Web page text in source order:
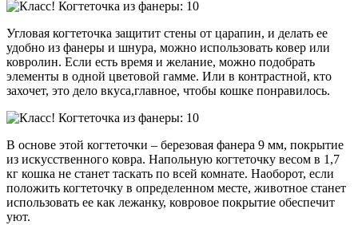
Угловая когтеточка защитит стены от царапин, и делать ее
удобно из фанеры и шнура, можно использовать ковер или
ковролин. Если есть время и желание, можно подобрать
элементы в одной цветовой гамме. Или в контрастной, кто
захочет, это дело вкуса,главное, чтобы кошке понравилось.
В основе этой когтеточки – березовая фанера 9 мм, покрытие
из искусственного ковра. Напольную когтеточку весом в 1,7
кг кошка не станет таскать по всей комнате. Наоборот, если
положить когтеточку в определенном месте, животное станет
использовать ее как лежанку, ковровое покрытие обеспечит
уют.